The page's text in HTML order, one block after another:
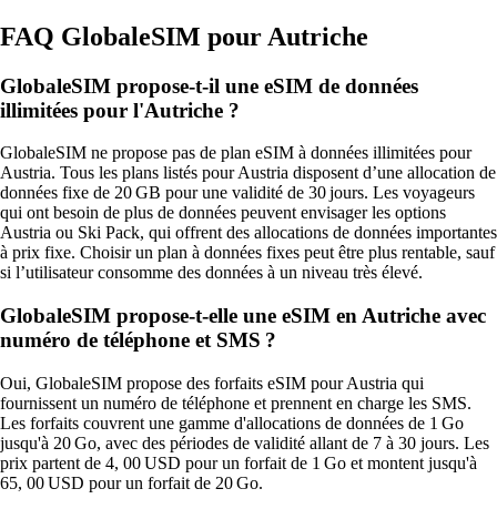
FAQ GlobaleSIM pour Autriche
GlobaleSIM propose-t-il une eSIM de données
illimitées pour l'Autriche ?
GlobaleSIM ne propose pas de plan eSIM à données illimitées pour
Austria. Tous les plans listés pour Austria disposent d’une allocation de
données fixe de 20 GB pour une validité de 30 jours. Les voyageurs
qui ont besoin de plus de données peuvent envisager les options
Austria ou Ski Pack, qui offrent des allocations de données importantes
à prix fixe. Choisir un plan à données fixes peut être plus rentable, sauf
si l’utilisateur consomme des données à un niveau très élevé.
GlobaleSIM propose‑t‑elle une eSIM en Autriche avec
numéro de téléphone et SMS ?
Oui, GlobaleSIM propose des forfaits eSIM pour Austria qui
fournissent un numéro de téléphone et prennent en charge les SMS.
Les forfaits couvrent une gamme d'allocations de données de 1 Go
jusqu'à 20 Go, avec des périodes de validité allant de 7 à 30 jours. Les
prix partent de 4, 00 USD pour un forfait de 1 Go et montent jusqu'à
65, 00 USD pour un forfait de 20 Go.